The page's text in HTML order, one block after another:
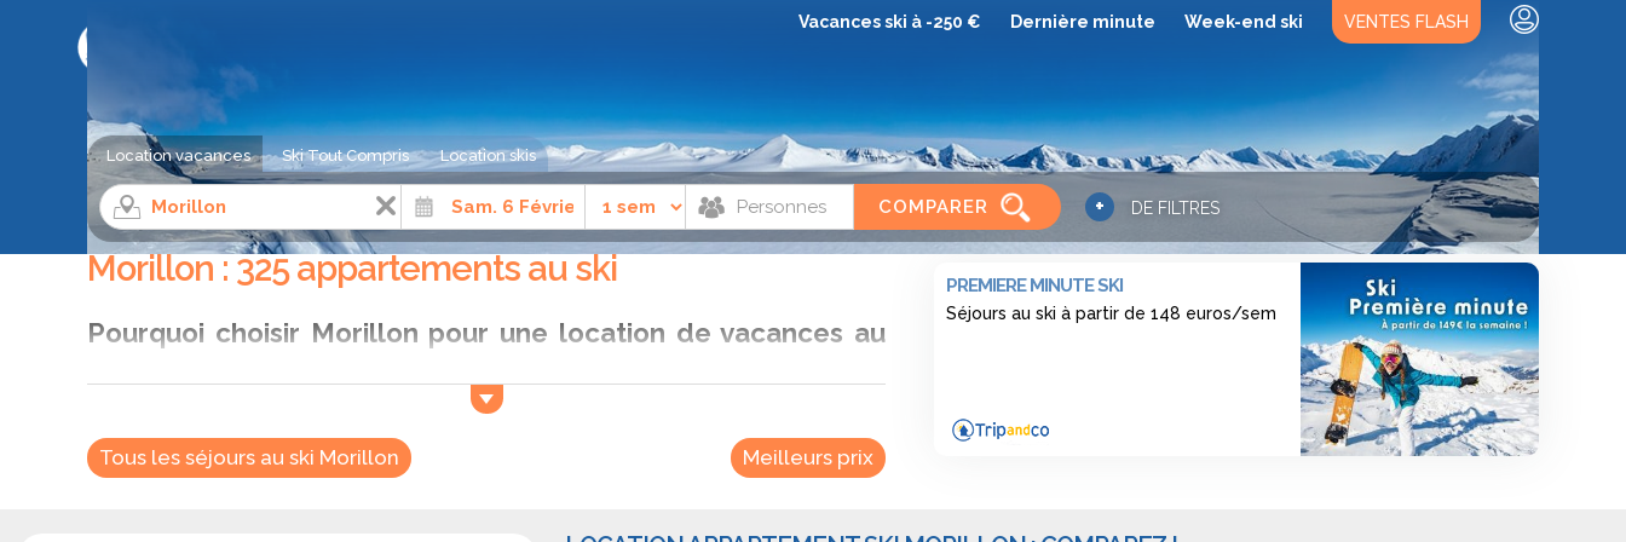
LE COMPARATEUR DE SÉJOUR AU SKI
Vacances ski à -250 € Dernière minute Week-end ski VENTES FLASH
Location vacances Ski Tout Compris Location skis
COMPARER + DE FILTRES
Location appartement ski Alpes du Nord Haute-Savoie Morillon
Morillon : 325 appartements au ski
Pourquoi choisir Morillon pour une location de vacances au
ski ?
Morillon séduit par son charme alpin et son atmosphère conviviale. Cette station du Haut-
Giffre associe le confort d’un village traditionnel à l’efficacité d’une destination moderne.
Choisir une location de vacances au ski à Morillon, c’est profiter d’un environnement
Tous les séjours au ski Morillon Meilleurs prix
PREMIERE MINUTE SKI
Séjours au ski à partir de 148 euros/sem